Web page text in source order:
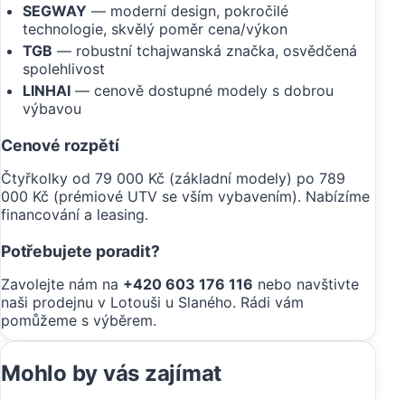
SEGWAY — moderní design, pokročilé
technologie, skvělý poměr cena/výkon
TGB — robustní tchajwanská značka, osvědčená
spolehlivost
LINHAI — cenově dostupné modely s dobrou
výbavou
Cenové rozpětí
Čtyřkolky od 79 000 Kč (základní modely) po 789
000 Kč (prémiové UTV se vším vybavením). Nabízíme
financování a leasing.
Potřebujete poradit?
Zavolejte nám na +420 603 176 116 nebo navštivte
naši prodejnu v Lotouši u Slaného. Rádi vám
pomůžeme s výběrem.
Mohlo by vás zajímat